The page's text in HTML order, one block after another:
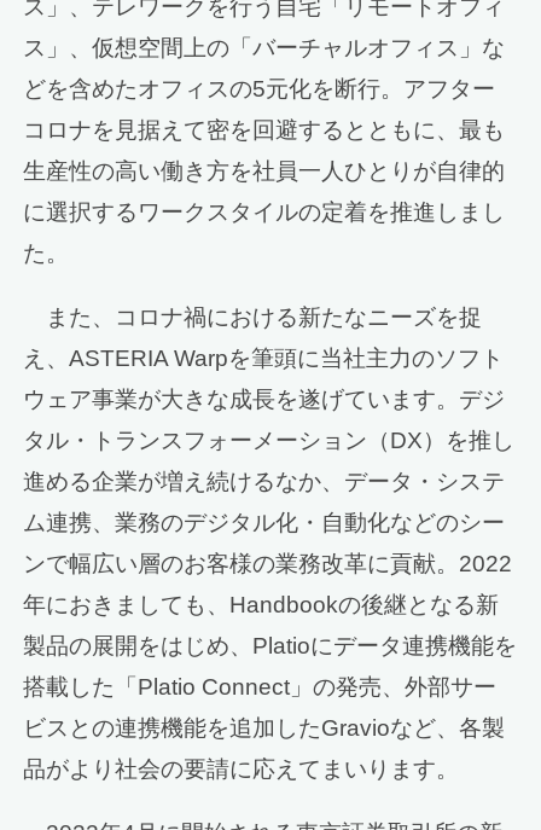
ス」、テレワークを行う自宅「リモートオフィ
ス」、仮想空間上の「バーチャルオフィス」な
どを含めたオフィスの5元化を断行。アフター
コロナを見据えて密を回避するとともに、最も
生産性の高い働き方を社員一人ひとりが自律的
に選択するワークスタイルの定着を推進しまし
た。
また、コロナ禍における新たなニーズを捉
え、ASTERIA Warpを筆頭に当社主力のソフト
ウェア事業が大きな成長を遂げています。デジ
タル・トランスフォーメーション（DX）を推し
進める企業が増え続けるなか、データ・システ
ム連携、業務のデジタル化・自動化などのシー
ンで幅広い層のお客様の業務改革に貢献。2022
年におきましても、Handbookの後継となる新
製品の展開をはじめ、Platioにデータ連携機能を
搭載した「Platio Connect」の発売、外部サー
ビスとの連携機能を追加したGravioなど、各製
品がより社会の要請に応えてまいります。